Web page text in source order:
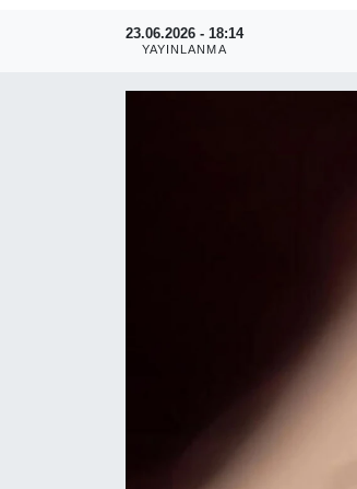
23.06.2026 - 18:14
YAYINLANMA
ASAYİŞ
Haber Arşivi